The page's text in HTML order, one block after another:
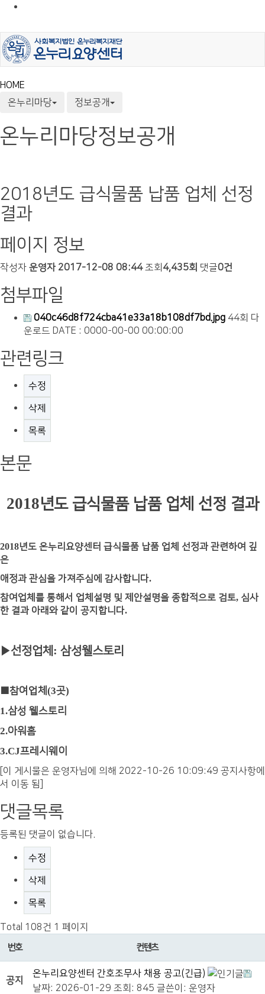
HOME
온누리마당
정보공개
온누리마당정보공개
2018년도 급식물품 납품 업체 선정
결과
페이지 정보
작성자 운영자 2017-12-08 08:44조회 4,435회 댓글0건
첨부파일
040c46d8f724cba41e33a18b108df7bd.jpg 44회 다
운로드 DATE : 0000-00-00 00:00:00
관련링크
수정
삭제
목록
본문
2018년도 급식물품 납품 업체 선정 결과
2018년도 온누리요양센터 급식물품 납품 업체 선정과 관련하여 깊
은
애정과 관심을 가져주심에 감사합니다.
참여업체를 통해서 업체설명 및 제안설명을 종합적으로 검토, 심사
한 결과 아래와 같이 공지합니다.
▶선정업체 : 삼성웰스토리
■참여업체 (3곳)
1.삼성 웰스토리
2.아워홈
3.CJ프레시웨이
[이 게시물은 운영자님에 의해 2022-10-26 10:09:49 공지사항에
서 이동 됨]
댓글목록
등록된 댓글이 없습니다.
수정
삭제
목록
Total 108건 1 페이지
번호 컨텐츠
공지
온누리요양센터 간호조무사 채용 공고(긴급)
날짜: 2026-01-29 조회: 845 글쓴이: 운영자